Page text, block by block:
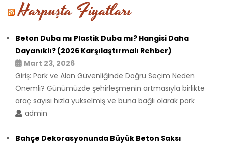
Harpuşta Fiyatları
Beton Duba mı Plastik Duba mı? Hangisi Daha
Dayanıklı? (2026 Karşılaştırmalı Rehber)
Mart 23, 2026
Giriş: Park ve Alan Güvenliğinde Doğru Seçim Neden
Önemli? Günümüzde şehirleşmenin artmasıyla birlikte
araç sayısı hızla yükselmiş ve buna bağlı olarak park
admin
Bahçe Dekorasyonunda Büyük Beton Saksı